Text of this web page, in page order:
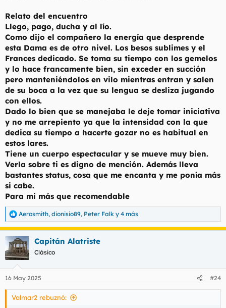
Relato del encuentro
Llego, pago, ducha y al lío.
Como dijo el compañero la energía que desprende
esta Dama es de otro nivel. Los besos sublimes y el
Frances dedicado. Se toma su tiempo con los gemelos
y lo hace francamente bien, sin exceder en succión
pero manteniéndolos en vilo mientras entran y salen
de su boca a la vez que su lengua se desliza jugando
con ellos.
Dado lo bien que se manejaba le deje tomar iniciativa
y no me arrepiento ya que la intensidad con la que
dedica su tiempo a hacerte gozar no es habitual en
estos lares.
Tiene un cuerpo espectacular y se mueve muy bien.
Verla sobre ti es digno de mención. Además lleva
bastantes status, cosa que me encanta y me ponía más
si cabe.
Para mi más que recomendable
R
e
a
c
c
i
e
s
Aerosmith, dionisio89, Peter Falk y 4 más
Capitán Alatriste
Clásico
16 May 2025 #24
Valmar2 rebuznó: